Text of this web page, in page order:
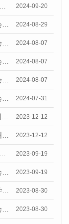
8月28日《花城+》报道我院发布《广州蓝皮书：广州城市国际化发展报告（2024）》的视频采访 2024-09-20
8月13日《南方财经报道》报道我院与社会科学文献出版社联合发布的《广州蓝皮书：广州国际商贸中心发展报告（2024）》视频采访 2024-08-29
7月19日《广州新闻联播》报道我院与社会科学文献出版社联合发布《广州蓝皮书：广州社会发展报告(2024)》的视频采访 2024-08-07
7月17日《南方财经报道》报道我院和社会科学文献出版社联合发布《广州蓝皮书：广州数字经济发展报告（2024）》的视频采访 2024-08-07
7月17日《南方财经报道》报道我院和社会科学文献出版社联合发布《广州蓝皮书：广州数字经济发展报告（2024）》的视频采访 2024-08-07
7月15日《广州新闻联播》报道我院与社会科学文献出版社联合发布《广州蓝皮书：广州社会发展报告(2024)》的视频采访 2024-07-31
12月8日《南方Plus》报道我院研创的广州蓝皮书系列荣获全国第十四届优秀皮书奖四项大奖的媒体文章 2023-12-12
12月8日《广州日报》报道我院研创的广州蓝皮书系列荣获全国第十四届优秀皮书奖四项大奖的媒体文章 2023-12-12
8月26日《花城+》报道我院与社会科学文献出版社联合发布《广州蓝皮书：广州创新型城市发展报告（2023）》的视频采访 2023-09-19
8月26日《南方财经报道》报道我院与社会科学文献出版社联合发布《广州蓝皮书：广州创新型城市发展报告（2023）》的视频采访 2023-09-19
8月21日《广州日报》报道我院和社会科学文献出版社联合发布《广州数字经济发展报告（2023）》蓝皮书的视频采访 2023-08-30
8月21日《广州新闻联播》报道我院和社会科学文献出版社联合发布《广州数字经济发展报告（2023）》蓝皮书的视频采访 2023-08-30